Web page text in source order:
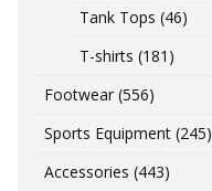
Tank Tops (46)
T-shirts (181)
Footwear (556)
Sports Equipment (245)
Accessories (443)